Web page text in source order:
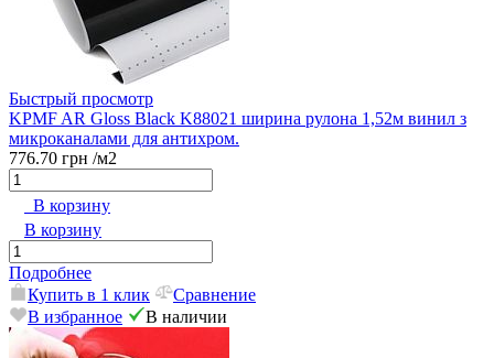
Быстрый просмотр
KPMF AR Gloss Black K88021 ширина рулона 1,52м винил з
микроканалами для антихром.
776.70 грн /м2
В корзину
В корзину
Подробнее
Купить в 1 клик
Сравнение
В избранное
В наличии